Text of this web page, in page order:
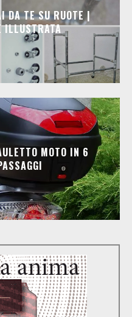
DA TE SU RUOTE |
ILLUSTRATA
MOTO IN 6